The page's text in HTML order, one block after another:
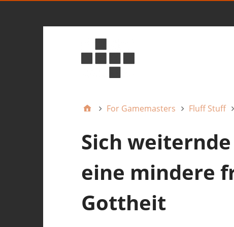
For Gamemasters Fluff Stuff
Sich
eine mindere
Gottheit